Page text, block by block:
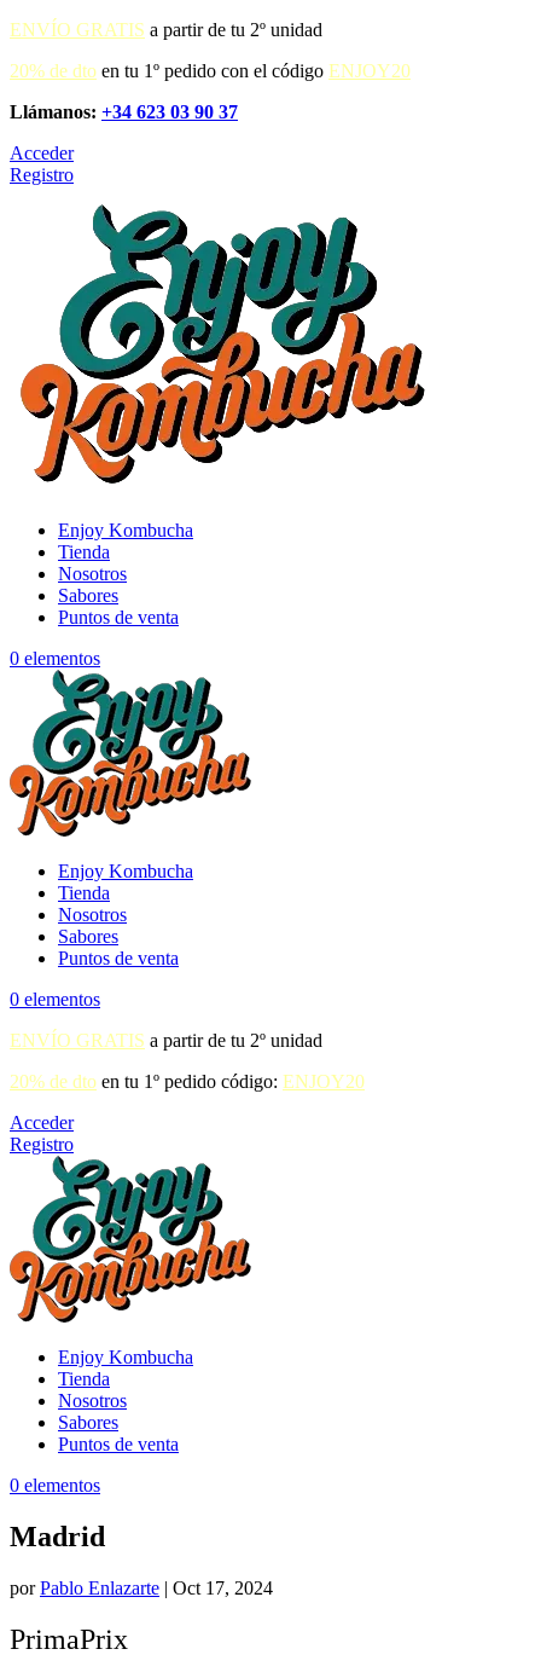
ENVÍO GRATIS a partir de tu 2º unidad
20% de dto en tu 1º pedido con el código ENJOY20
Llámanos: +34 623 03 90 37
Acceder
Registro
Enjoy Kombucha
Tienda
Nosotros
Sabores
Puntos de venta
0 elementos
Enjoy Kombucha
Tienda
Nosotros
Sabores
Puntos de venta
0 elementos
ENVÍO GRATIS a partir de tu 2º unidad
20% de dto en tu 1º pedido código: ENJOY20
Acceder
Registro
Enjoy Kombucha
Tienda
Nosotros
Sabores
Puntos de venta
0 elementos
Madrid
porPablo Enlazarte | Oct 17, 2024
PrimaPrix